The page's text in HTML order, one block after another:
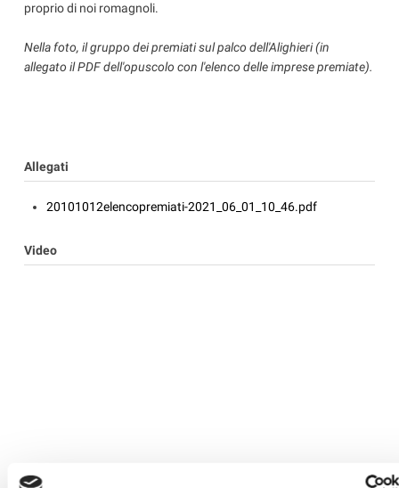
proprio di noi romagnoli.
Nella foto, il gruppo dei premiati sul palco dell'Alighieri (in
allegato il PDF dell'opuscolo con l'elenco delle imprese premiate).
Allegati
20101012elencopremiati-2021_06_01_10_46.pdf
Video